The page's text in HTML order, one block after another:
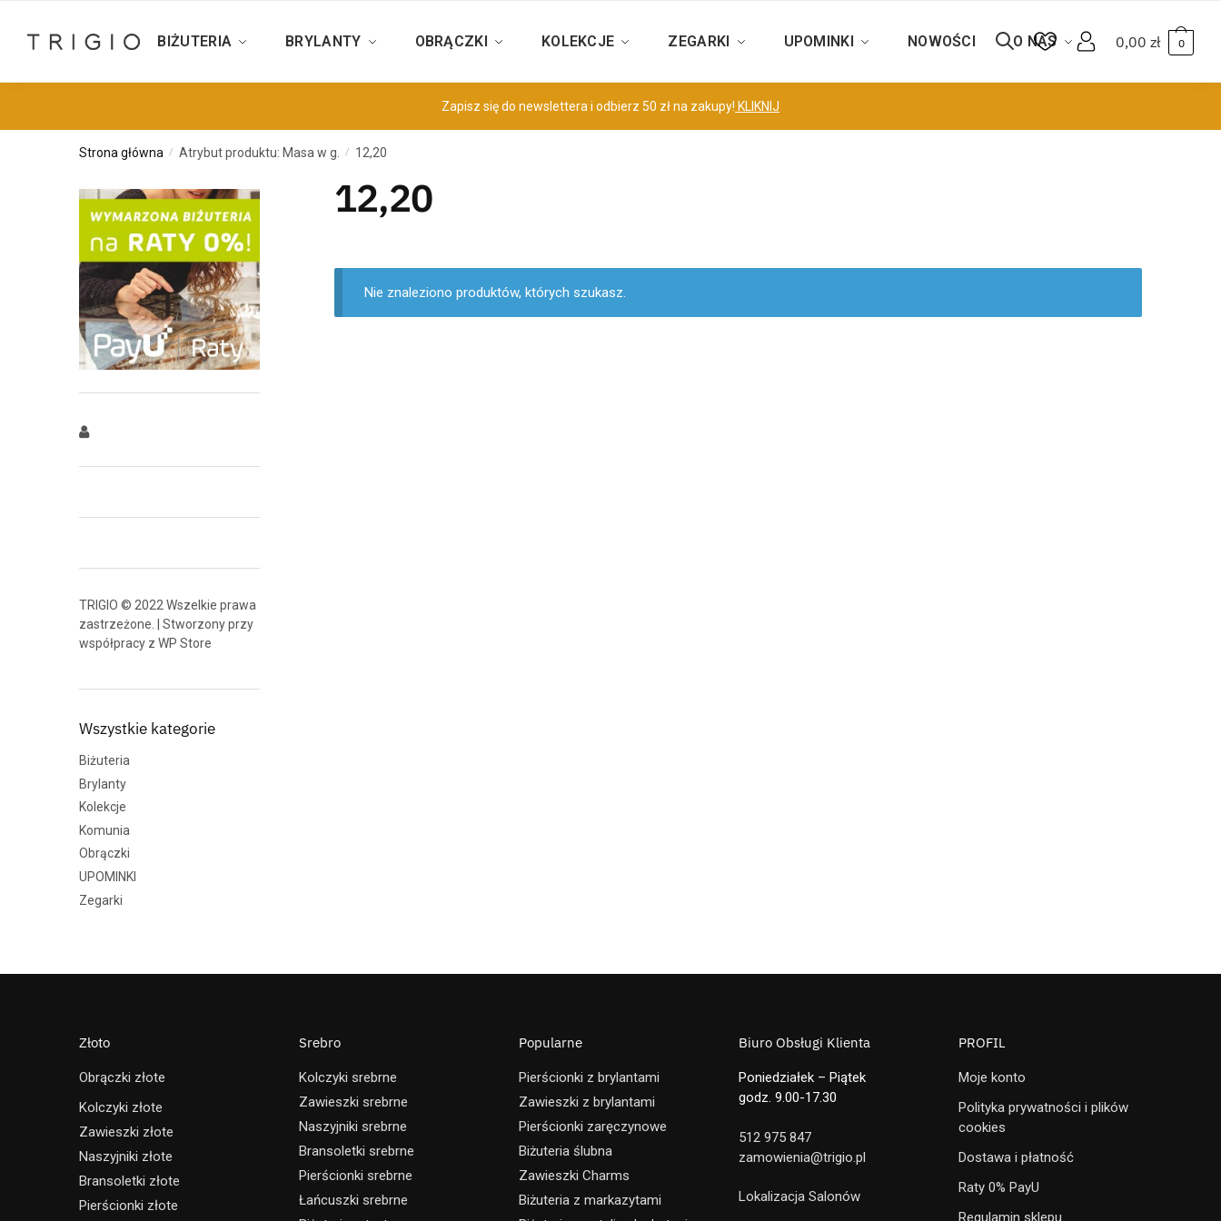
BIŻUTERIA BRYLANTY OBRĄCZKI KOLEKCJE ZEGARKI UPOMINKI NOWOŚCI O NAS 0,00 zł 0
Zapisz się do newslettera i odbierz 50 zł na zakupy! KLIKNIJ
Strona główna / Atrybut produktu: Masa w g. / 12,20
12,20
Nie znaleziono produktów, których szukasz.
TRIGIO © 2022 Wszelkie prawa
zastrzeżone. | Stworzony przy
współpracy z WP Store
Wszystkie kategorie
Biżuteria
Brylanty
Kolekcje
Komunia
Obrączki
UPOMINKI
Zegarki
Złoto
Obrączki złote
Kolczyki złote
Zawieszki złote
Naszyjniki złote
Bransoletki złote
Pierścionki złote
Srebro
Kolczyki srebrne
Zawieszki srebrne
Naszyjniki srebrne
Bransoletki srebrne
Pierścionki srebrne
Łańcuszki srebrne
Popularne
Pierścionki z brylantami
Zawieszki z brylantami
Pierścionki zaręczynowe
Biżuteria ślubna
Zawieszki Charms
Biżuteria z markazytami
Biuro Obsługi Klienta
Poniedziałek – Piątek
godz. 9.00-17.30
512 975 847
zamowienia@trigio.pl
Lokalizacja Salonów
PROFIL
Moje konto
Polityka prywatności i plików
cookies
Dostawa i płatność
Raty 0% PayU
Regulamin sklepu